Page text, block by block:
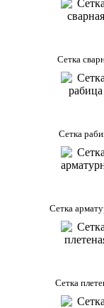
Сетка
Сетка
Сетка
Сетка